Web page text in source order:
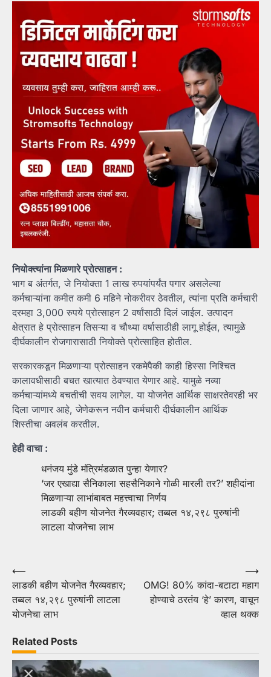
नियोक्त्यांना मिळणारे प्रोत्साहन :
भाग ब अंतर्गत, जे नियोक्ता 1 लाख रुपयांपर्यंत पगार असलेल्या
कर्मचाऱ्यांना कमीत कमी 6 महिने नोकरीवर ठेवतील, त्यांना प्रति कर्मचारी
दरमहा 3,000 रुपये प्रोत्साहन 2 वर्षांसाठी दिलं जाईल. उत्पादन
क्षेत्रात हे प्रोत्साहन तिसऱ्या व चौथ्या वर्षासाठीही लागू होईल, त्यामुळे
दीर्घकालीन रोजगारासाठी नियोक्ते प्रोत्साहित होतील.
सरकारकडून मिळणाऱ्या प्रोत्साहन रकमेपैकी काही हिस्सा निश्चित
कालावधीसाठी बचत खात्यात ठेवण्यात येणार आहे. यामुळे नव्या
कर्मचाऱ्यांमध्ये बचतीची सवय लागेल. या योजनेत आर्थिक साक्षरतेवरही भर
दिला जाणार आहे, जेणेकरून नवीन कर्मचारी दीर्घकालीन आर्थिक
शिस्तीचा अवलंब करतील.
हेही वाचा :
धनंजय मुंडे मंत्रिमंडळात पुन्हा येणार?
‘जर एखाद्या सैनिकाला सहसैनिकाने गोळी मारली तर?’ शहीदांना
मिळणाऱ्या लाभांबाबत महत्त्वाचा निर्णय
लाडकी बहीण योजनेत गैरव्यवहार; तब्बल १४,२९८ पुरुषांनी
लाटला योजनेचा लाभ
Post
navigation
⟵
लाडकी बहीण योजनेत गैरव्यवहार;
तब्बल १४,२९८ पुरुषांनी लाटला
योजनेचा लाभ
OMG! 80% कांदा-बटाटा महाग
होण्याचे ठरतंय ‘हे’ कारण, वाचून
व्हाल थक्क
⟶
Related Posts